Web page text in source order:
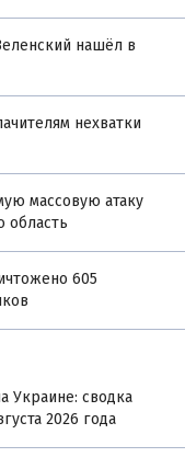
нашёл в
нехватки
массовую атаку
область
605
Украине: сводка
2026 года